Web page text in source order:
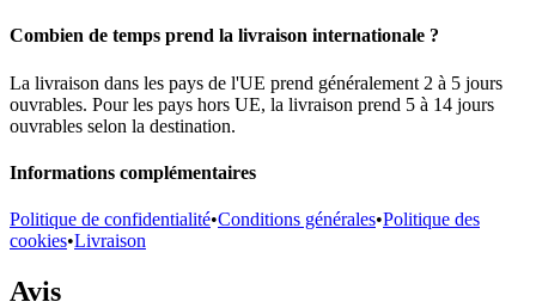
Combien de temps prend la livraison internationale ?
La livraison dans les pays de l'UE prend généralement 2 à 5 jours
ouvrables. Pour les pays hors UE, la livraison prend 5 à 14 jours
ouvrables selon la destination.
Informations complémentaires
Politique de confidentialité•Conditions générales•Politique des
cookies•Livraison
Avis